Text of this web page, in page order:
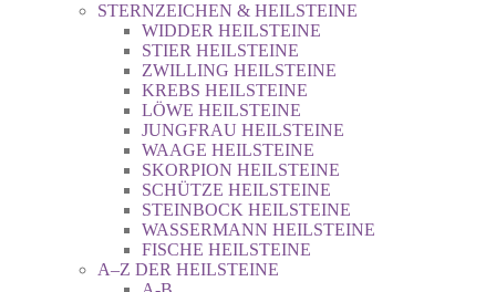
STERNZEICHEN & HEILSTEINE
WIDDER HEILSTEINE
STIER HEILSTEINE
ZWILLING HEILSTEINE
KREBS HEILSTEINE
LÖWE HEILSTEINE
JUNGFRAU HEILSTEINE
WAAGE HEILSTEINE
SKORPION HEILSTEINE
SCHÜTZE HEILSTEINE
STEINBOCK HEILSTEINE
WASSERMANN HEILSTEINE
FISCHE HEILSTEINE
A–Z DER HEILSTEINE